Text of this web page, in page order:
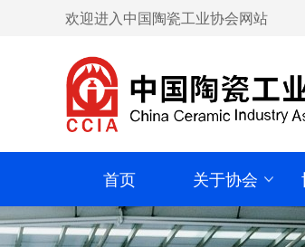
欢迎进入中国陶瓷工业协会网站
首页 关于协会